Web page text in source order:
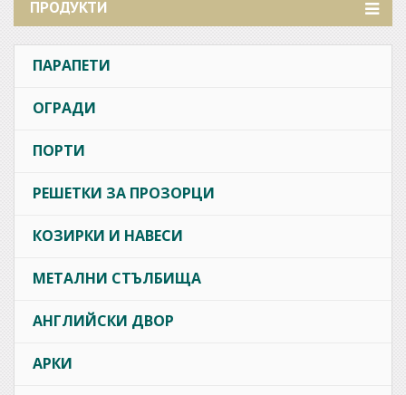
ПРОДУКТИ
ПАРАПЕТИ
ОГРАДИ
ПОРТИ
РЕШЕТКИ ЗА ПРОЗОРЦИ
КОЗИРКИ И НАВЕСИ
МЕТАЛНИ СТЪЛБИЩА
АНГЛИЙСКИ ДВОР
АРКИ